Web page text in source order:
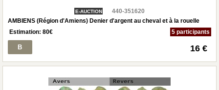
E-AUCTION
440-351620
AMBIENS (Région d'Amiens) Denier d'argent au cheval et à la rouelle
Estimation: 80€ 5 participants
B 16 €